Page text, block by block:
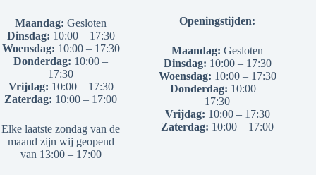
Maandag: Gesloten
Dinsdag: 10:00 – 17:30
Woensdag: 10:00 – 17:30
Donderdag: 10:00 –
17:30
Vrijdag: 10:00 – 17:30
Zaterdag: 10:00 – 17:00
Elke laatste zondag van de
maand zijn wij geopend
van 13:00 – 17:00
Openingstijden:
Maandag: Gesloten
Dinsdag: 10:00 – 17:30
Woensdag: 10:00 – 17:30
Donderdag: 10:00 –
17:30
Vrijdag: 10:00 – 17:30
Zaterdag: 10:00 – 17:00